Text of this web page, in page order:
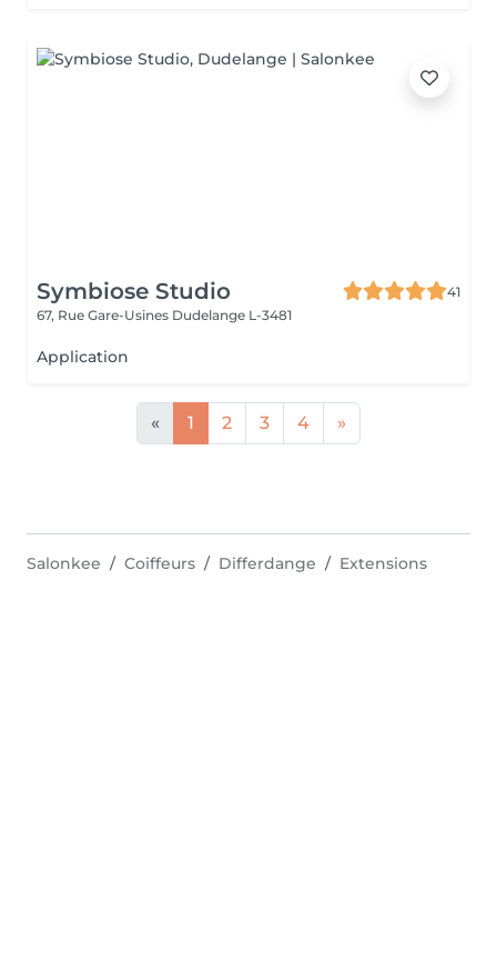
Symbiose Studio
41
67, Rue Gare-Usines Dudelange L-3481
Application
« 1 2 3 4 »
Salonkee Coiffeurs Differdange Extensions